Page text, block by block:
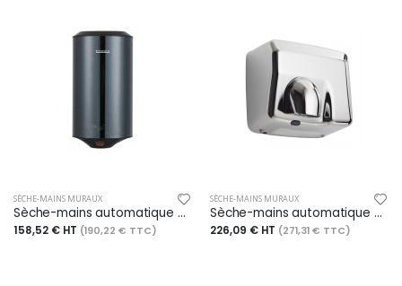
SÈCHE-MAINS MURAUX
Sèche-mains automatique mural Storma - 1150w - inox brillant / noir
158,52 € HT (190,22 € TTC)
SÈCHE-MAINS MURAUX
Sèche-mains automatique horizontal Pulseo - 2500w - chrome
226,09 € HT (271,31 € TTC)